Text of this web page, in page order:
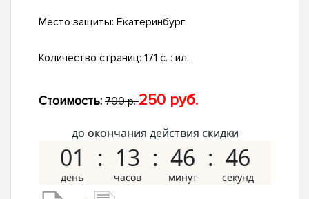
Место защиты: Екатеринбург
Количество страниц: 171 с. : ил.
Стоимость: 700 р.250 руб.
до окончания действия скидки
01 13 46 45